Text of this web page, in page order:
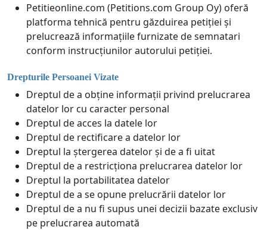
Petitieonline.com (Petitions.com Group Oy) oferă
platforma tehnică pentru găzduirea petiției și
prelucrează informațiile furnizate de semnatari
conform instrucțiunilor autorului petiției.
Drepturile Persoanei Vizate
Dreptul de a obține informații privind prelucrarea
datelor lor cu caracter personal
Dreptul de acces la datele lor
Dreptul de rectificare a datelor lor
Dreptul la ștergerea datelor și de a fi uitat
Dreptul de a restricționa prelucrarea datelor lor
Dreptul la portabilitatea datelor
Dreptul de a se opune prelucrării datelor lor
Dreptul de a nu fi supus unei decizii bazate exclusiv
pe prelucrarea automată